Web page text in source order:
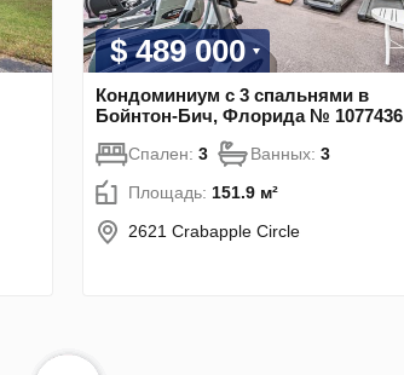
$ 489 000
Кондоминиум с 3 спальнями в
Бойнтон-Бич, Флорида № 1077436
Спален: 3 Ванных: 3
Площадь: 151.9 м²
2621 Crabapple Circle